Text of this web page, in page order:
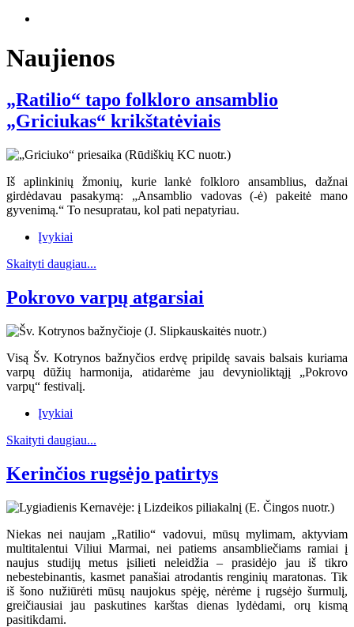
Naujienos
„Ratilio“ tapo folkloro ansamblio
„Griciukas“ krikštatėviais
Iš aplinkinių žmonių, kurie lankė folkloro ansamblius, dažnai
girdėdavau pasakymą: „Ansamblio vadovas (-ė) pakeitė mano
gyvenimą.“ To nesupratau, kol pati nepatyriau.
Įvykiai
Skaityti daugiau...
Pokrovo varpų atgarsiai
Visą Šv. Kotrynos bažnyčios erdvę pripildę savais balsais kuriama
varpų dūžių harmonija, atidarėme jau devynioliktąjį „Pokrovo
varpų“ festivalį.
Įvykiai
Skaityti daugiau...
Kerinčios rugsėjo patirtys
Niekas nei naujam „Ratilio“ vadovui, mūsų mylimam, aktyviam
multitalentui Viliui Marmai, nei patiems ansambliečiams ramiai į
naujus studijų metus įsilieti neleidžia – prasidėjo jau iš tikro
nebestebinantis, kasmet panašiai atrodantis renginių maratonas. Tik
iš šono nužiūrėti mūsų naujokus spėję, nėrėme į rugsėjo šurmulį,
greičiausiai jau paskutines karštas dienas lydėdami, orų kismą
pasitikdami.